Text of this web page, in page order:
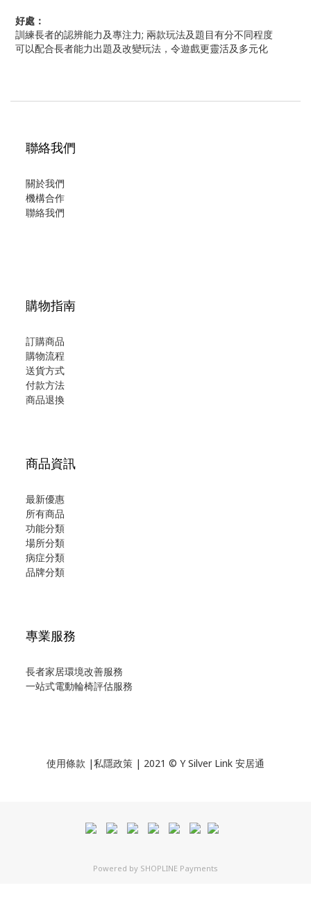
好處：
訓練長者的認辨能力及專注力; 兩款玩法及題目有分不同程度
可以配合長者能力出題及改變玩法，令遊戲更靈活及多元化
聯絡我們
關於我們
機構合作
聯絡我們
購物指南
訂購商品
購物流程
送貨方式
付款方法
商品退換
商品資訊
最新優惠
所有商品
功能分類
場所分類
病症分類
品牌分類
專業服務
長者家居環境改善服務
一站式電動輪椅評估服務
使用條款 |私隱政策 | 2021 © Y Silver Link 安居通
Powered by SHOPLINE Payments